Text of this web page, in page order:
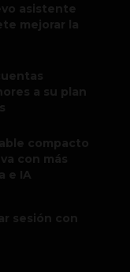
asistente
mejorar la
a su plan
compacto
con más
e IA
sesión con